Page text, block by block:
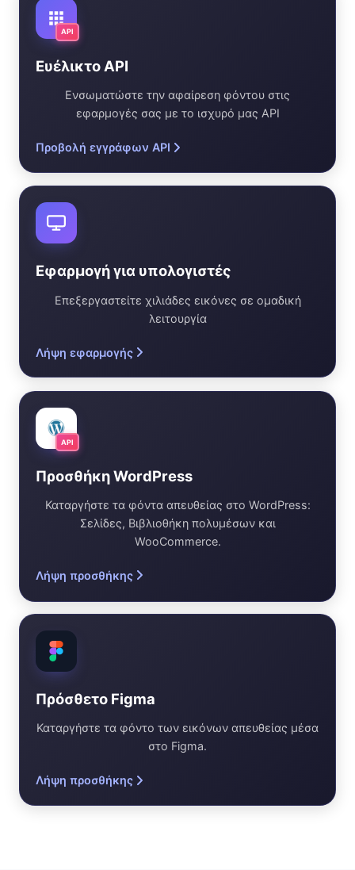
API
Ευέλικτο API
Ενσωματώστε την αφαίρεση φόντου στις
εφαρμογές σας με το ισχυρό μας API
Προβολή εγγράφων API
Εφαρμογή για υπολογιστές
Επεξεργαστείτε χιλιάδες εικόνες σε ομαδική
λειτουργία
Λήψη εφαρμογής
API
Προσθήκη WordPress
Καταργήστε τα φόντα απευθείας στο WordPress:
Σελίδες, Βιβλιοθήκη πολυμέσων και
WooCommerce.
Λήψη προσθήκης
Πρόσθετο Figma
Καταργήστε τα φόντο των εικόνων απευθείας μέσα
στο Figma.
Λήψη προσθήκης